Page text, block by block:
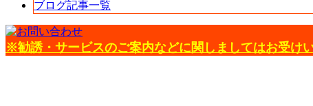
ブログ記事一覧
※勧誘・サービスのご案内などに関しましてはお受け